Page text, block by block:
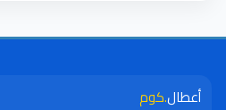
أعطال.كوم